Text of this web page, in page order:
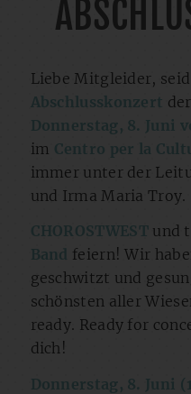
Liebe Mitgleider,
Abschlusskonzert
Donnerstag, 8. Juni
im Centro per la
immer unter der
und Irma Maria Troy.
CHOROSTWESTund
Band feiern! Wir
geschwitzt und
schönsten aller
ready. Ready for
dich!
Donnerstag, 8. Juni